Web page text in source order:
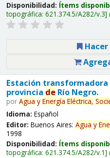
Disponibilidad: Ítems
topográfica: 621.374.5/A282/v.3
Hacer
Estación transformadora
provincia deRío Negro.
por Agua y Energía Eléctrica,
Idioma: Español
Editor: Buenos Aires: Agua y
1998
Disponibilidad: Ítems
topográfica: 621.374.5/A282/v.1